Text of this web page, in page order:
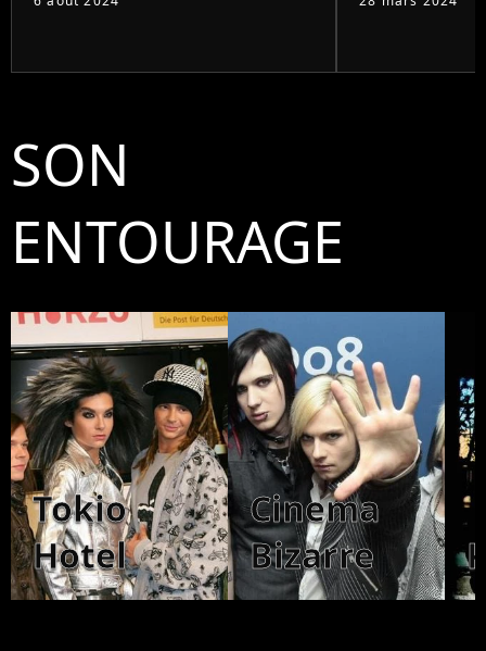
SON
ENTOURAGE
Tokio
Hotel
Cinema
Bizarre